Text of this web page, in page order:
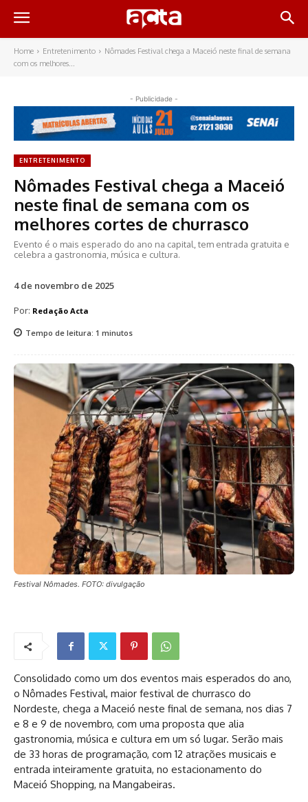
Home Entretenimento
Nômades Festival chega a Maceió neste final de semana
com os melhores...
- Publicidade -
ENTRETENIMENTO
Nômades Festival chega a Maceió
neste final de semana com os
melhores cortes de churrasco
Evento é o mais esperado do ano na capital, tem entrada gratuita e
celebra a gastronomia, música e cultura.
4 de novembro de 2025
Por: Redação Acta
Tempo de leitura: 1 minutos
Festival Nômades. FOTO: divulgação
Consolidado como um dos eventos mais esperados do ano,
o Nômades Festival, maior festival de churrasco do
Nordeste, chega a Maceió neste final de semana, nos dias 7
e 8 e 9 de novembro, com uma proposta que alia
gastronomia, música e cultura em um só lugar. Serão mais
de 33 horas de programação, com 12 atrações musicais e
entrada inteiramente gratuita, no estacionamento do
Maceió Shopping, na Mangabeiras.